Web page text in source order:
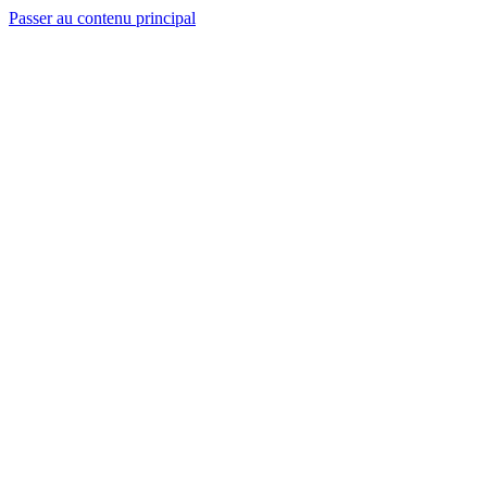
Passer au contenu principal